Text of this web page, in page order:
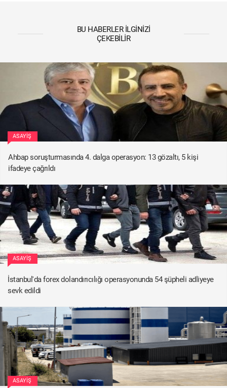
BU HABERLER İLGINIZI
ÇEKEBILIR
ASAYIŞ
Ahbap soruşturmasında 4. dalga operasyon: 13 gözaltı, 5 kişi
ifadeye çağrıldı
ASAYIŞ
İstanbul'da forex dolandırıcılığı operasyonunda 54 şüpheli adliyeye
sevk edildi
ASAYIŞ